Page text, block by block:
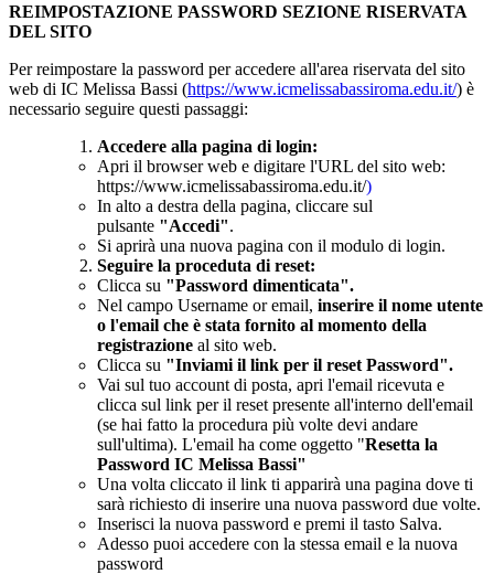
REIMPOSTAZIONE PASSWORD SEZIONE RISERVATA
DEL SITO
Per reimpostare la password per accedere all'area riservata del sito
web di IC Melissa Bassi (https://www.icmelissabassiroma.edu.it/) è
necessario seguire questi passaggi:
Accedere alla pagina di login:
Apri il browser web e digitare l'URL del sito web:
https://www.icmelissabassiroma.edu.it/)
In alto a destra della pagina, cliccare sul
pulsante "Accedi".
Si aprirà una nuova pagina con il modulo di login.
Seguire la proceduta di reset:
Clicca su "Password dimenticata".
Nel campo Username or email, inserire il nome utente
o l'email che è stata fornito al momento della
registrazione al sito web.
Clicca su "Inviami il link per il reset Password".
Vai sul tuo account di posta, apri l'email ricevuta e
clicca sul link per il reset presente all'interno dell'email
(se hai fatto la procedura più volte devi andare
sull'ultima). L'email ha come oggetto "Resetta la
Password IC Melissa Bassi"
Una volta cliccato il link ti apparirà una pagina dove ti
sarà richiesto di inserire una nuova password due volte.
Inserisci la nuova password e premi il tasto Salva.
Adesso puoi accedere con la stessa email e la nuova
password